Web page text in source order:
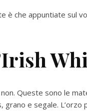
è che appuntiate sul
Queste sono le
grano e segale.